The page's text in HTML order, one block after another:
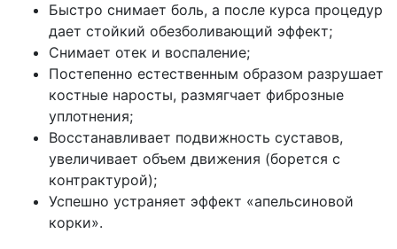
Быстро снимает боль, а после курса процедур
дает стойкий обезболивающий эффект;
Снимает отек и воспаление;
Постепенно естественным образом разрушает
костные наросты, размягчает фиброзные
уплотнения;
Восстанавливает подвижность суставов,
увеличивает объем движения (борется с
контрактурой);
Успешно устраняет эффект «апельсиновой
корки».